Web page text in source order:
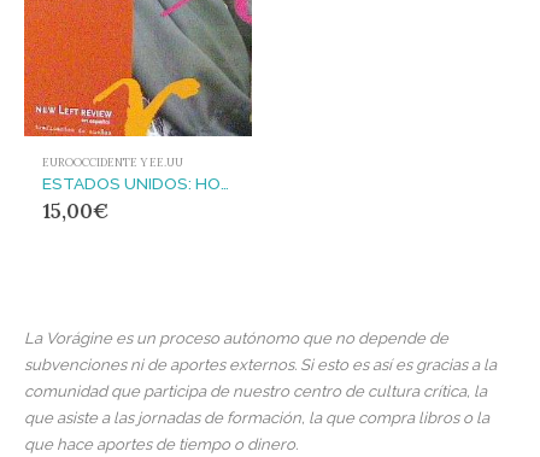
EUROOCCIDENTE Y EE.UU
15,00€
La Vorágine es un proceso autónomo que no depende de
subvenciones ni de aportes externos. Si esto es así es gracias a la
comunidad que participa de nuestro centro de cultura crítica, la
que asiste a las jornadas de formación, la que compra libros o la
que hace aportes de tiempo o dinero.